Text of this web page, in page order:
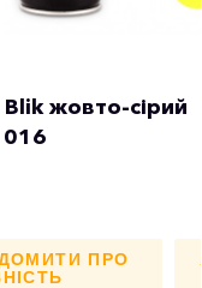
жовто-сірий
ПРО